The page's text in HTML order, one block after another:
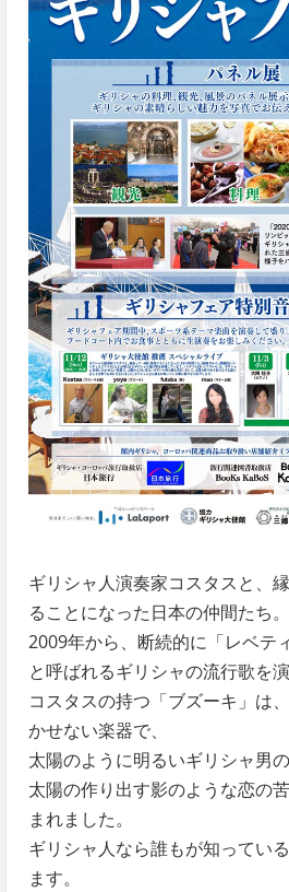
ギリシャ人演奏家コスタスと、
ることになった日本の仲間たち。
2009年から、断続的に「レベテ
と呼ばれるギリシャの流行歌を
コスタスの持つ「ブズーキ」は
かせない楽器で、
太陽のように明るいギリシャ男
太陽の作り出す影のような恋の
まれました。
ギリシャ人なら誰もが知ってい
ます。